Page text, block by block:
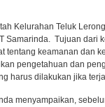
Kelurahan Teluk
Samarinda. Tujuan dari
tentang keamanan dan
pengetahuan dan
harus dilakukan jika
menyampaikan,